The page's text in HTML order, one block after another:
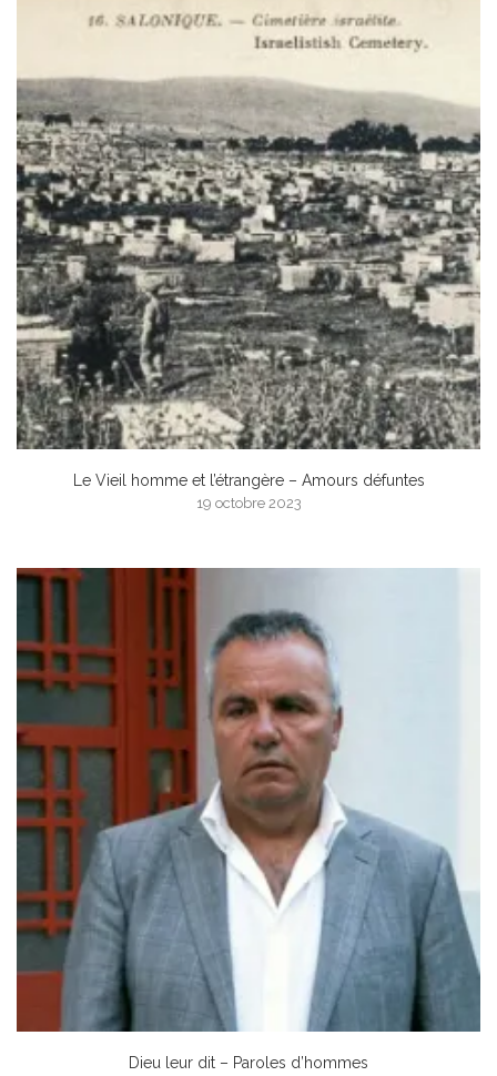
Le Vieil homme et l’étrangère – Amours défuntes
19 octobre 2023
Dieu leur dit – Paroles d’hommes